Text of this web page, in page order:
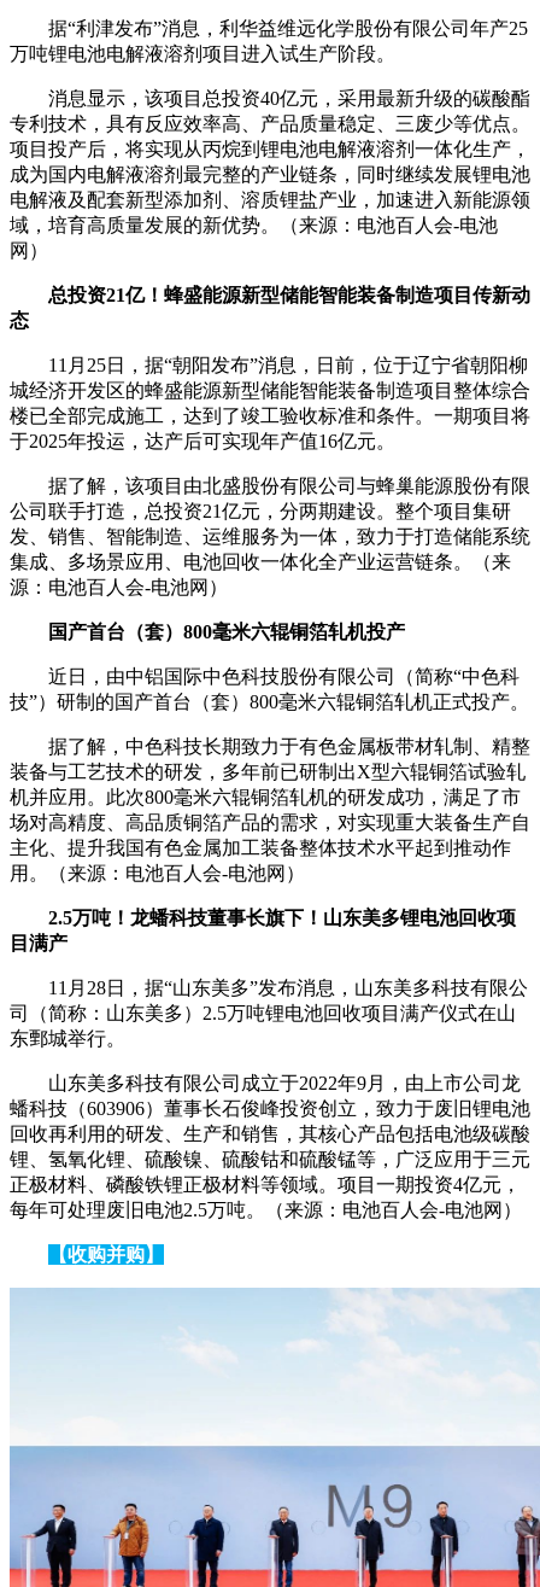
据“利津发布”消息，利华益维远化学股份有限公司年产25
万吨锂电池电解液溶剂项目进入试生产阶段。
消息显示，该项目总投资40亿元，采用最新升级的碳酸酯
专利技术，具有反应效率高、产品质量稳定、三废少等优点。
项目投产后，将实现从丙烷到锂电池电解液溶剂一体化生产，
成为国内电解液溶剂最完整的产业链条，同时继续发展锂电池
电解液及配套新型添加剂、溶质锂盐产业，加速进入新能源领
域，培育高质量发展的新优势。（来源：电池百人会-电池
网）
总投资21亿！蜂盛能源新型储能智能装备制造项目传新动
态
11月25日，据“朝阳发布”消息，日前，位于辽宁省朝阳柳
城经济开发区的蜂盛能源新型储能智能装备制造项目整体综合
楼已全部完成施工，达到了竣工验收标准和条件。一期项目将
于2025年投运，达产后可实现年产值16亿元。
据了解，该项目由北盛股份有限公司与蜂巢能源股份有限
公司联手打造，总投资21亿元，分两期建设。整个项目集研
发、销售、智能制造、运维服务为一体，致力于打造储能系统
集成、多场景应用、电池回收一体化全产业运营链条。（来
源：电池百人会-电池网）
国产首台（套）800毫米六辊铜箔轧机投产
近日，由中铝国际中色科技股份有限公司（简称“中色科
技”）研制的国产首台（套）800毫米六辊铜箔轧机正式投产。
据了解，中色科技长期致力于有色金属板带材轧制、精整
装备与工艺技术的研发，多年前已研制出X型六辊铜箔试验轧
机并应用。此次800毫米六辊铜箔轧机的研发成功，满足了市
场对高精度、高品质铜箔产品的需求，对实现重大装备生产自
主化、提升我国有色金属加工装备整体技术水平起到推动作
用。（来源：电池百人会-电池网）
2.5万吨！龙蟠科技董事长旗下！山东美多锂电池回收项
目满产
11月28日，据“山东美多”发布消息，山东美多科技有限公
司（简称：山东美多）2.5万吨锂电池回收项目满产仪式在山
东鄄城举行。
山东美多科技有限公司成立于2022年9月，由上市公司龙
蟠科技（603906）董事长石俊峰投资创立，致力于废旧锂电池
回收再利用的研发、生产和销售，其核心产品包括电池级碳酸
锂、氢氧化锂、硫酸镍、硫酸钴和硫酸锰等，广泛应用于三元
正极材料、磷酸铁锂正极材料等领域。项目一期投资4亿元，
每年可处理废旧电池2.5万吨。（来源：电池百人会-电池网）
【收购并购】